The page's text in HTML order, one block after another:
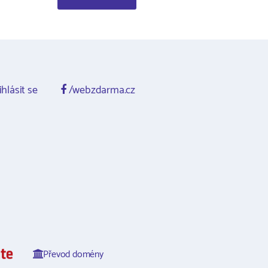
se /webzdarma.cz
Převod domény